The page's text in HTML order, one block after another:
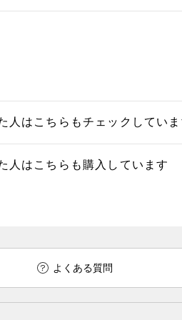
人はこちらもチェックしていま
人はこちらも購入しています
よくある質問